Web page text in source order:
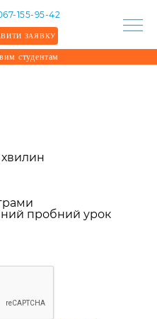
155-95-42
ЗАЯВКУ
студентам
Продовжуючи
погоджуєтеся з
.
хвилин
пробний урок